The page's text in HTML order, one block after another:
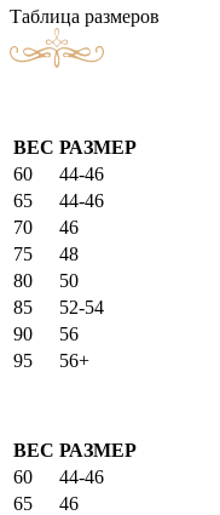
Таблица размеров
ВЕС РАЗМЕР
60
44-46
65
44-46
70
46
75
48
80
50
85
52-54
90
56
95
56+
ВЕС РАЗМЕР
60
44-46
65
46